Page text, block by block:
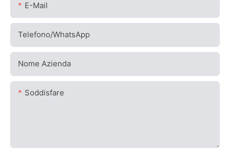
E-Mail
Telefono/WhatsApp
Nome Azienda
Soddisfare